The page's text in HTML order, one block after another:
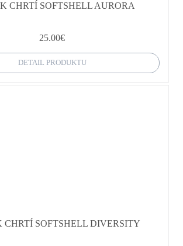
CHRTÍ SOFTSHELL AURORA
25.00€
DETAIL PRODUKTU
CHRTÍ SOFTSHELL DIVERSITY